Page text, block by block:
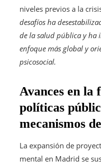
niveles previos a la
desafíos ha
de la salud pública y ha
enfoque más global y
psicosocial.
Avances en la
políticas
mecanismos
La expansión de
mental en Madrid se